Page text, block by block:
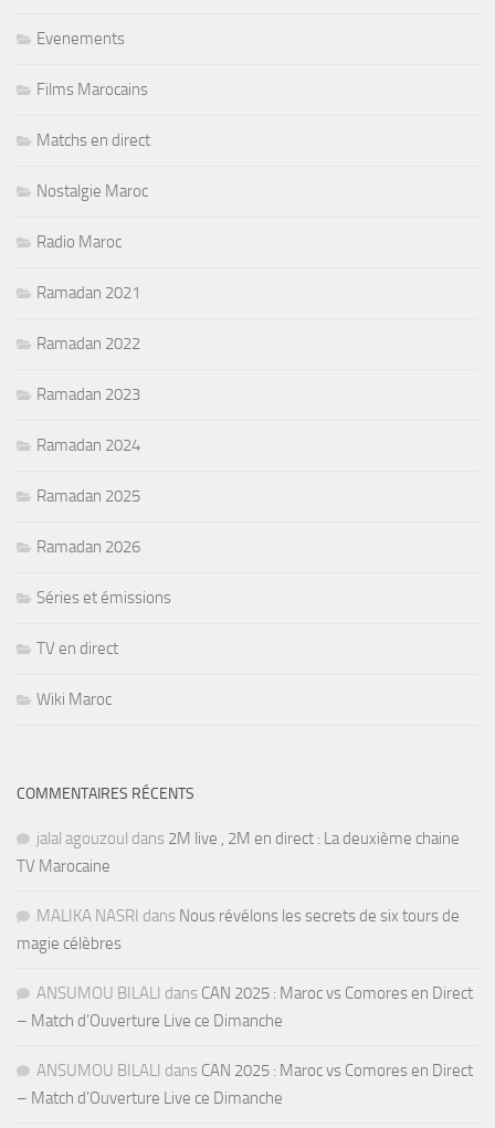
Evenements
Films Marocains
Matchs en direct
Nostalgie Maroc
Radio Maroc
Ramadan 2021
Ramadan 2022
Ramadan 2023
Ramadan 2024
Ramadan 2025
Ramadan 2026
Séries et émissions
TV en direct
Wiki Maroc
COMMENTAIRES RÉCENTS
jalal agouzoul dans 2M live , 2M en direct : La deuxième chaine
TV Marocaine
MALIKA NASRI dans Nous révélons les secrets de six tours de
magie célèbres
ANSUMOU BILALI dans CAN 2025 : Maroc vs Comores en Direct
– Match d’Ouverture Live ce Dimanche
ANSUMOU BILALI dans CAN 2025 : Maroc vs Comores en Direct
– Match d’Ouverture Live ce Dimanche